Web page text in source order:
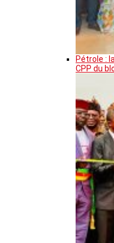
Pétrole :
CPP du